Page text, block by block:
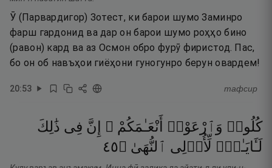
Ӯ (Парвардигор) Зотест, ки барои шумо Заминро
фарш гардонид ва дар он барои шумо роҳҳо бино
(равон) кард ва аз Осмон обро фурӯ фиристод. Пас,
бо он об навъҳои гиёҳони гуногунро берун овардем!
20:53 тафсир
كُلُوا۟ وَٱرْعَوْا۟ أَنْعَـٰمَكُمْ ۗ إِنَّ فِى ذَٰلِكَ
لَـَٔايَـٰتٍۢ لِّأُو۟لِى ٱلنُّهَىٰ ۝٥٤